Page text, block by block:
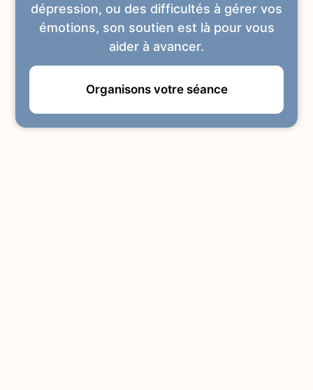
dépression, ou des difficultés à gérer vos
émotions, son soutien est là pour vous
aider à avancer.
Organisons votre séance